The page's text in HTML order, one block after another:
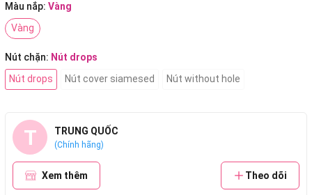
Màu nắp: Vàng
Vàng
Nút chặn: Nút drops
Nút drops
Nút cover siamesed Nút without hole
T TRUNG QUỐC
(Chính hãng)
Xem thêm Theo dõi